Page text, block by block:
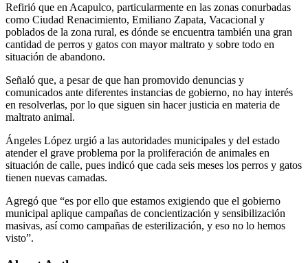
Refirió que en Acapulco, particularmente en las zonas conurbadas
como Ciudad Renacimiento, Emiliano Zapata, Vacacional y
poblados de la zona rural, es dónde se encuentra también una gran
cantidad de perros y gatos con mayor maltrato y sobre todo en
situación de abandono.
Señaló que, a pesar de que han promovido denuncias y
comunicados ante diferentes instancias de gobierno, no hay interés
en resolverlas, por lo que siguen sin hacer justicia en materia de
maltrato animal.
Ángeles López urgió a las autoridades municipales y del estado
atender el grave problema por la proliferación de animales en
situación de calle, pues indicó que cada seis meses los perros y gatos
tienen nuevas camadas.
Agregó que “es por ello que estamos exigiendo que el gobierno
municipal aplique campañas de concientización y sensibilización
masivas, así como campañas de esterilización, y eso no lo hemos
visto”.